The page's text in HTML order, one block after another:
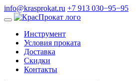
info@krasprokat.ru +7 913 030−95−95
Инструмент
Условия проката
Доставка
Скидки
Контакты